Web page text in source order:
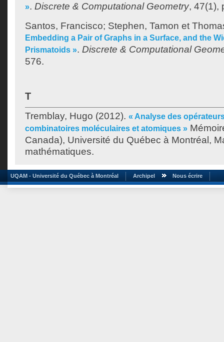
». Discrete & Computational Geometry, 47(1),
Santos, Francisco; Stephen, Tamon et
Embedding a Pair of Graphs in a Surface, and the
Prismatoids ». Discrete & Computational
576.
T
Tremblay, Hugo (2012). « Analyse des
combinatoires moléculaires et atomiques »
Canada), Université du Québec à Montréal,
mathématiques.
UQAM - Université du Québec à Montréal Archipel Nous écrire